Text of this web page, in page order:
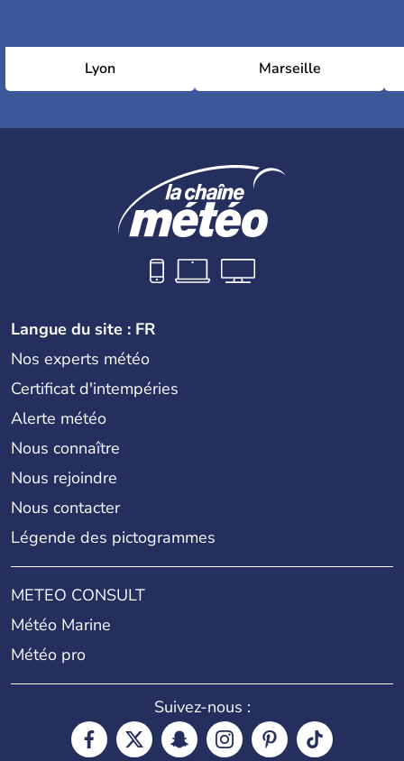
Lyon Marseille
Langue du site : FR
Nos experts météo
Certificat d'intempéries
Alerte météo
Nous connaître
Nous rejoindre
Nous contacter
Légende des pictogrammes
METEO CONSULT
Météo Marine
Météo pro
Suivez-nous :